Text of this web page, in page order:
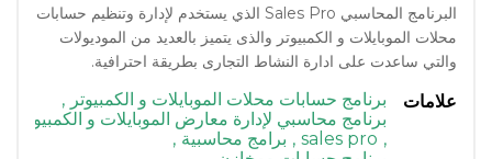
البرنامج المحاسبي Sales Pro الذي يستخدم لإدارة وتنظيم حسابات
محلات الموبايلات و الكمبيوتر والذى يتميز بالعديد من الموديولات
والتي ساعدت على ادارة النشاط التجارى بطريقة احترافية.
علامات برنامج حسابات محلات الموبايلات و الكمبيوتر ,
برنامج محاسبي لإدارة معارض الموبايلات و الكمبيوتر
,
sales pro
, برامج محاسبية ,